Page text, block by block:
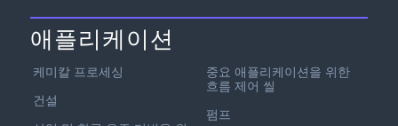
애플리케이션
케미칼 프로세싱
건설
중요 애플리케이션을 위한
흐름 제어 씰
펌프